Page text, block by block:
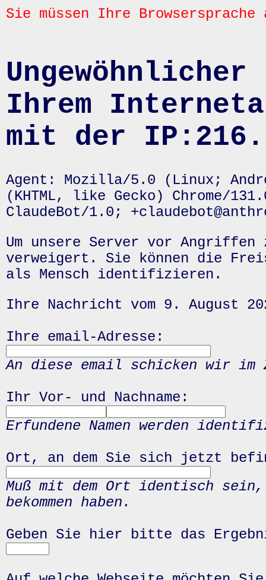
Sie müssen Ihre
Ihrem
mit der
Agent: Mozilla/5.0 (Linux;
(KHTML, like Gecko) Chrome/
ClaudeBot/1.0;
Um unsere Server vor
verweigert. Sie können die
als Mensch identifizieren.
Ihre Nachricht vom 9. August
Ihre email-Adresse:
An diese email schicken wir
Ihr Vor- und Nachname:
Erfundene Namen werden
Ort, an dem Sie sich jetzt
Muß mit dem Ort identisch
bekommen haben.
Geben Sie hier bitte das